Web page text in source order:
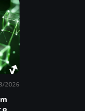
2026
o